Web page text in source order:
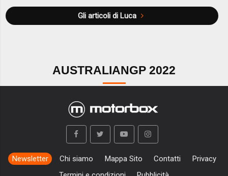
Gli articoli di Luca
AUSTRALIANGP 2022
Newsletter Chi siamo Mappa Sito Contatti
Privacy